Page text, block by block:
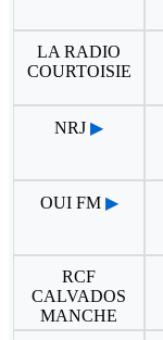
LA RADIO
COURTOISIE
NRJ ▶
OUI FM ▶
RCF
CALVADOS
MANCHE